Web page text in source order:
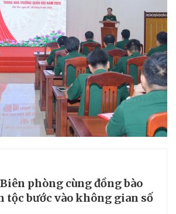
phòng cùng đồng bào
tộc bước vào không gian số